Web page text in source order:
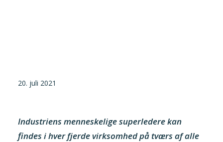
20. juli 2021
Industriens menneskelige superledere kan
findes i hver fjerde virksomhed på tværs af alle